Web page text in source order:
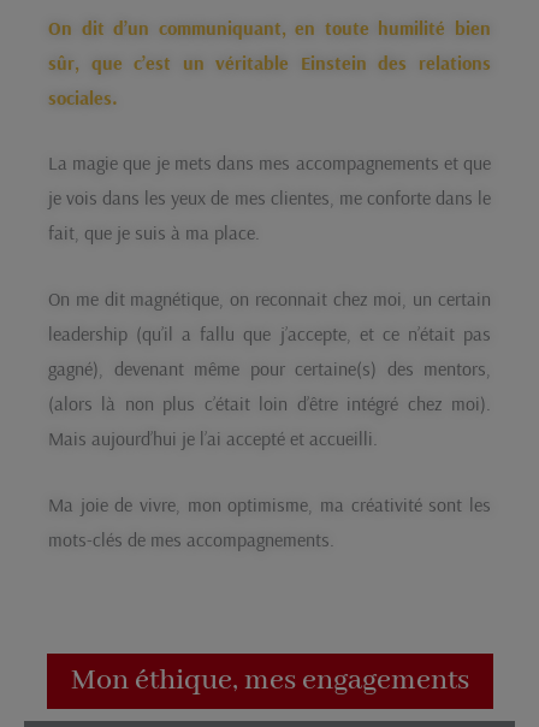
On dit d’un communiquant, en toute humilité bien
sûr, que c’est un véritable Einstein des relations
sociales.
La magie que je mets dans mes accompagnements et que
je vois dans les yeux de mes clientes, me conforte dans le
fait, que je suis à ma place.
On me dit magnétique, on reconnait chez moi, un certain
leadership (qu’il a fallu que j’accepte, et ce n’était pas
gagné), devenant même pour certaine(s) des mentors,
(alors là non plus c’était loin d’être intégré chez moi).
Mais aujourd’hui je l’ai accepté et accueilli.
Ma joie de vivre, mon optimisme, ma créativité sont les
mots-clés de mes accompagnements.
Mon éthique, mes engagements